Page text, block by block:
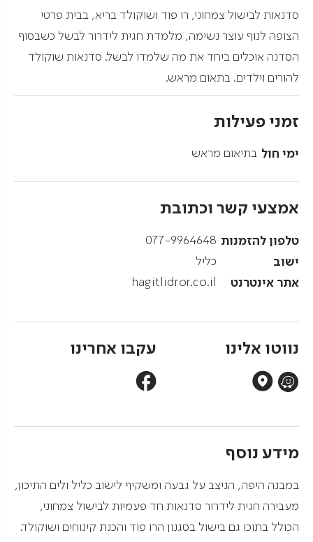
סדנאות לבישול צמחוני, רו פוד ושוקולד בריא, בבית פרטי
הצופה לנוף עוצר נשימה, מלמדת חגית לידרור לבשל כשבסוף
הסדנה אוכלים ביחד את מה שלמדו לבשל. סדנאות שוקולד
להורים וילדים. בתאום מראש.
זמני פעילות
ימי חול בתיאום מראש
אמצעי קשר וכתובת
טלפון להזמנות 077-9964648
ישוב כליל
אתר אינטרנט hagitlidror.co.il
נווטו אלינו עקבו אחרינו
מידע נוסף
במבנה היפה, הניצב על גבעה ומשקיף לישוב כליל ולים התיכון,
מעבירה חגית לידרור סדנאות חד פעמיות לבישול צמחוני,
הכולל בתוכו גם בישול בסגנון הרו פוד והכנת קינוחים ושוקולד.